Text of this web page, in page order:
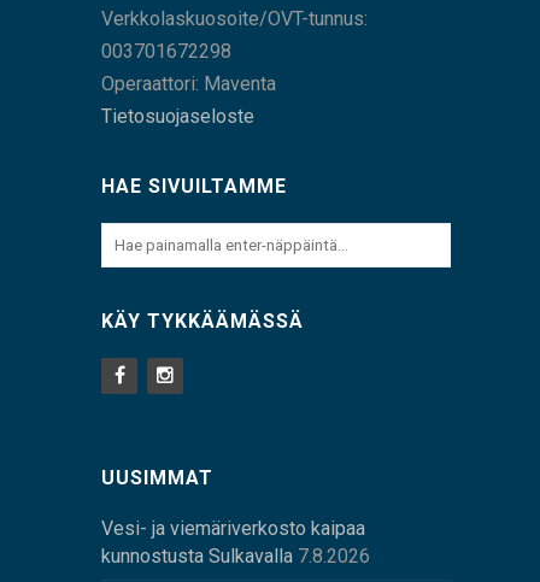
Verkkolaskuosoite/OVT-tunnus:
003701672298
Operaattori: Maventa
Tietosuojaseloste
HAE SIVUILTAMME
KÄY TYKKÄÄMÄSSÄ
UUSIMMAT
Vesi- ja viemäriverkosto kaipaa
kunnostusta Sulkavalla 7.8.2026